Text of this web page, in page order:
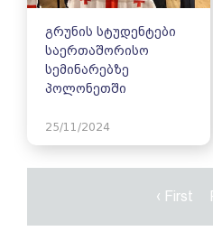
გრუნის სტუდენტები
საერთაშორისო
სემინარებზე
პოლონეთში
25/11/2024
‹ First